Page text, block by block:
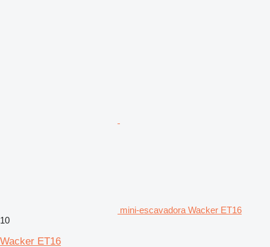
mini-escavadora Wacker ET16
10
Wacker ET16